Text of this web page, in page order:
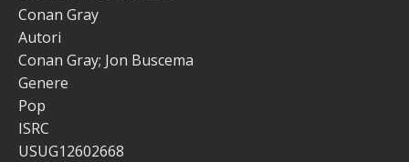
Conan Gray
Autori
Conan Gray; Jon Buscema
Genere
Pop
ISRC
USUG12602668